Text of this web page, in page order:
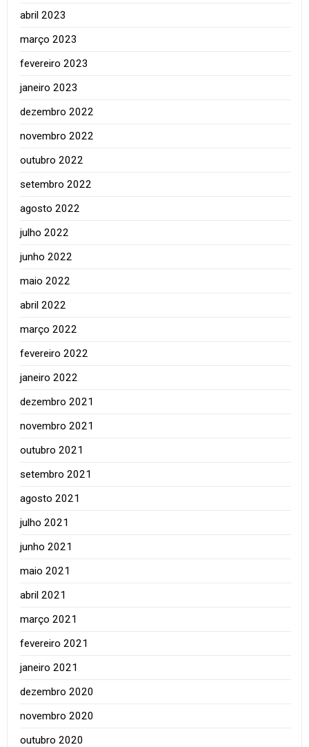
abril 2023
março 2023
fevereiro 2023
janeiro 2023
dezembro 2022
novembro 2022
outubro 2022
setembro 2022
agosto 2022
julho 2022
junho 2022
maio 2022
abril 2022
março 2022
fevereiro 2022
janeiro 2022
dezembro 2021
novembro 2021
outubro 2021
setembro 2021
agosto 2021
julho 2021
junho 2021
maio 2021
abril 2021
março 2021
fevereiro 2021
janeiro 2021
dezembro 2020
novembro 2020
outubro 2020